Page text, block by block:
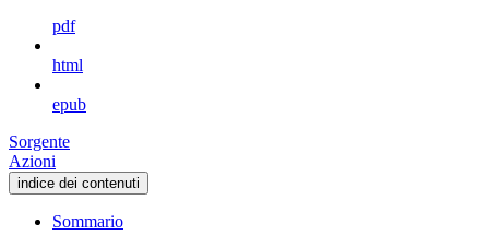
pdf
html
epub
Sorgente
Azioni
indice dei contenuti
Sommario